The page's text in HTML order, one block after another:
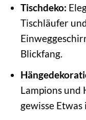
Tischdeko:
Tischläufer
Blickfang.
Lampions und
gewisse